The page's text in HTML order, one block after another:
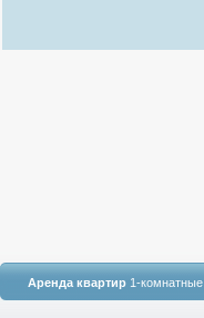
Аренда квартир 1-комнатные